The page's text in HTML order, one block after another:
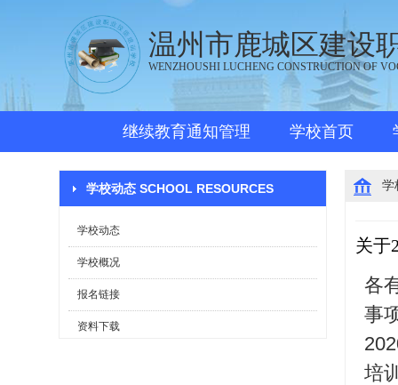
温州市鹿城区建设
WENZHOUSHI LUCHENG CONSTRUCTION OF
继续教育通知管理 学校首页
学校动态 SCHOOL RESOURCES
学校动态
学校概况
报名链接
资料下载
学
关于
各
事
培